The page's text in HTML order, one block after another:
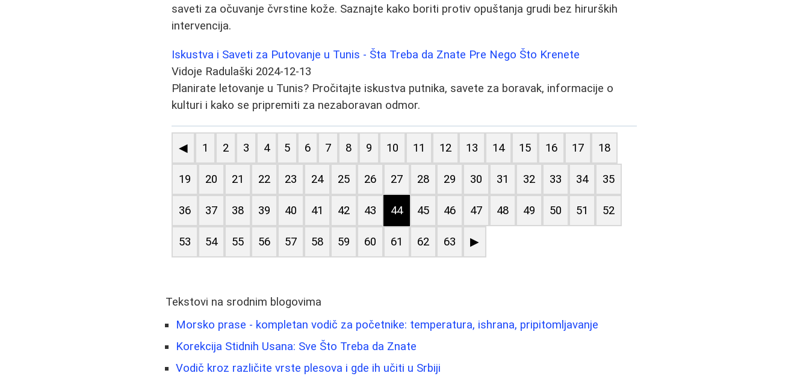
saveti za očuvanje čvrstine kože. Saznajte kako boriti protiv opuštanja grudi bez hirurških
intervencija.
Iskustva i Saveti za Putovanje u Tunis - Šta Treba da Znate Pre Nego Što Krenete
Vidoje Radulaški 2024-12-13
Planirate letovanje u Tunis? Pročitajte iskustva putnika, savete za boravak, informacije o
kulturi i kako se pripremiti za nezaboravan odmor.
◀ 1 2 3 4 5 6 7 8 9 10 11 12 13 14 15 16 17 18
19 20 21 22 23 24 25 26 27 28 29 30 31 32 33 34 35
36 37 38 39 40 41 42 43 44 45 46 47 48 49 50 51 52
53 54 55 56 57 58 59 60 61 62 63 ▶
Tekstovi na srodnim blogovima
Morsko prase - kompletan vodič za početnike: temperatura, ishrana, pripitomljavanje
Korekcija Stidnih Usana: Sve Što Treba da Znate
Vodič kroz različite vrste plesova i gde ih učiti u Srbiji